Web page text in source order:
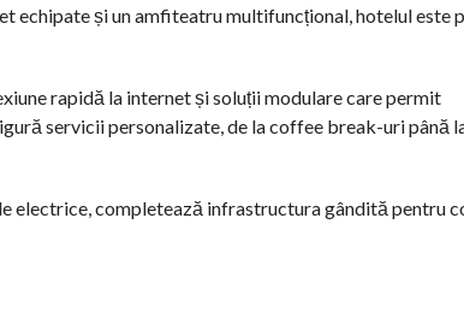
echipate și un amfiteatru multifuncțional, hotelul este
rapidă la internet și soluții modulare care permit
servicii personalizate, de la coffee break-uri până
electrice, completează infrastructura gândită pentru